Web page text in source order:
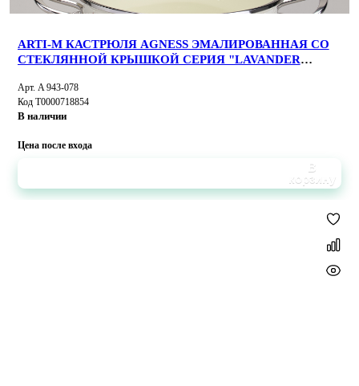
ARTI-M КАСТРЮЛЯ AGNESS ЭМАЛИРОВАННАЯ СО
СТЕКЛЯННОЙ КРЫШКОЙ СЕРИЯ "LAVANDER
Арт. A 943-078
Код Т0000718854
В наличии
Цена после входа
В
корзину